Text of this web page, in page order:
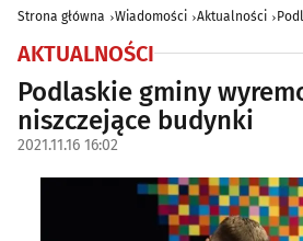
Strona główna Wiadomości Aktualności
AKTUALNOŚCI
Podlaskie gminy
niszczejące budynki
2021.11.16 16:02